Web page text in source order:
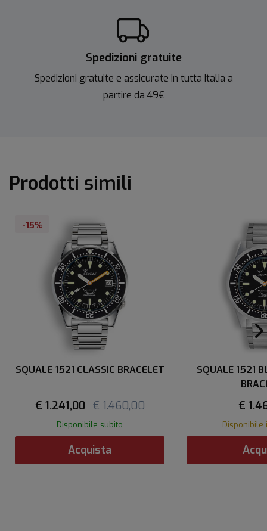
Spedizioni gratuite
Spedizioni gratuite e assicurate in tutta Italia a
partire da 49€
Prodotti simili
-15%
SQUALE 1521 CLASSIC BRACELET
€ 1.241,00 € 1.460,00
Disponibile subito
Acquista
SQUALE 1521
€
Disponibile